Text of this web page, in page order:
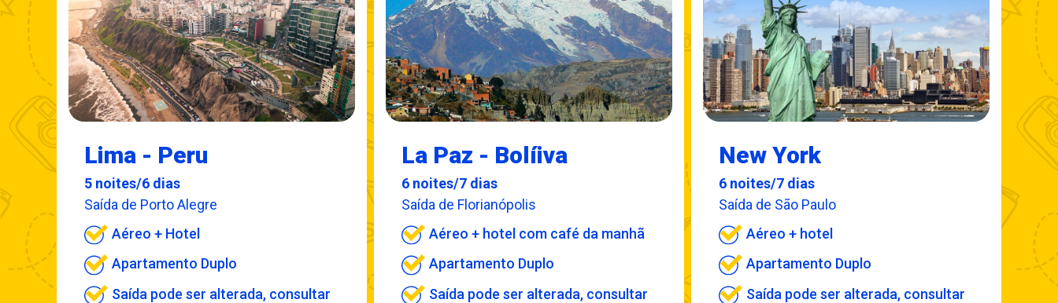
Lima - Peru
5 noites/6 dias
Saída de Porto Alegre
Aéreo + Hotel
Apartamento Duplo
Saída pode ser alterada, consultar
La Paz - Bolíiva
6 noites/7 dias
Saída de Florianópolis
Aéreo + hotel com café da manhã
Apartamento Duplo
Saída pode ser alterada, consultar
New York
6 noites/7 dias
Saída de São Paulo
Aéreo + hotel
Apartamento Duplo
Saída pode ser alterada, consultar